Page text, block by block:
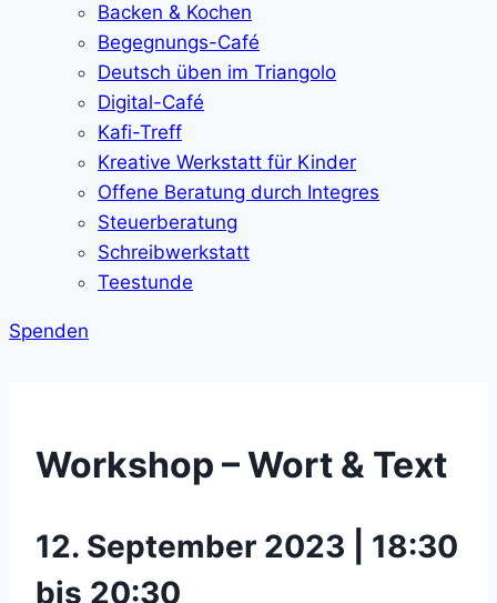
Backen & Kochen
Begegnungs-Café
Deutsch üben im Triangolo
Digital-Café
Kafi-Treff
Kreative Werkstatt für Kinder
Offene Beratung durch Integres
Steuerberatung
Schreibwerkstatt
Teestunde
Spenden
Workshop – Wort & Text
12. September 2023 | 18:30
bis 20:30